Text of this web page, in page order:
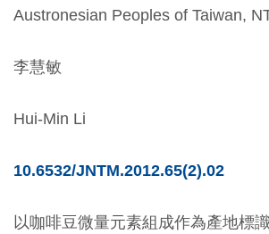
訊
隱
權
資
Austronesian Peoples of Taiwan,
李慧敏
Hui-Min Li
10.6532/JNTM.2012.65(2).02
以咖啡豆微量元素組成作為產地標